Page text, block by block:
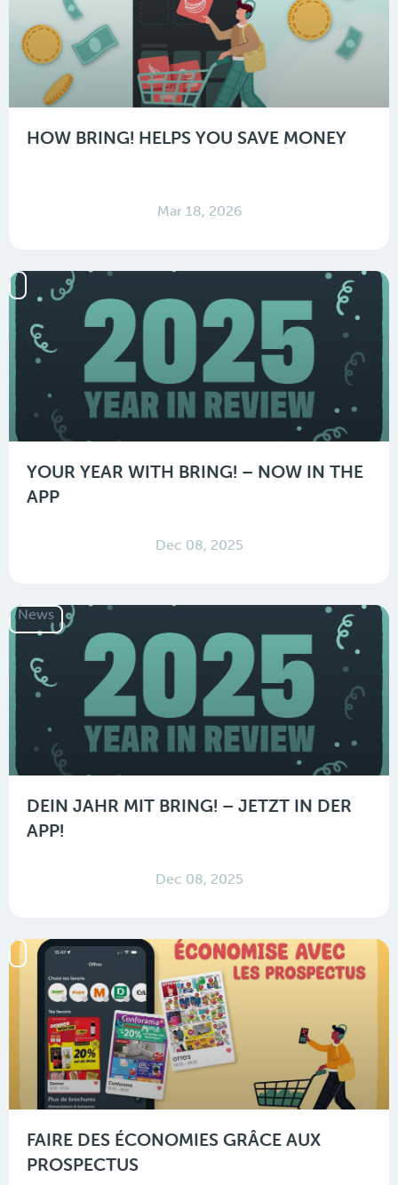
HOW BRING! HELPS YOU SAVE MONEY
Mar 18, 2026
YOUR YEAR WITH BRING! – NOW IN THE
APP
Dec 08, 2025
News
DEIN JAHR MIT BRING! – JETZT IN DER
APP!
Dec 08, 2025
FAIRE DES ÉCONOMIES GRÂCE AUX
PROSPECTUS